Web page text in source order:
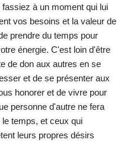
à un moment qui lui
vos besoins et la valeur de
prendre du temps pour
énergie. C'est loin d'être
de don aux autres en se
et de se présenter aux
honorer et de vivre pour
personne d'autre ne fera
temps, et ceux qui
leurs propres désirs